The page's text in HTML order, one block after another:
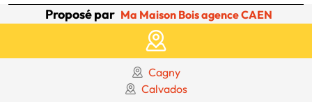
Proposé par Ma Maison Bois agence CAEN
Cagny
Calvados